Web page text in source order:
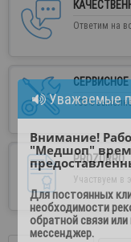
Ответим на
100%
PROZORRO
Участвуем в
Уважаемые
Внимание!
"Медшоп"
Для постоянных
необходимости
обратной связи
мессенджер.